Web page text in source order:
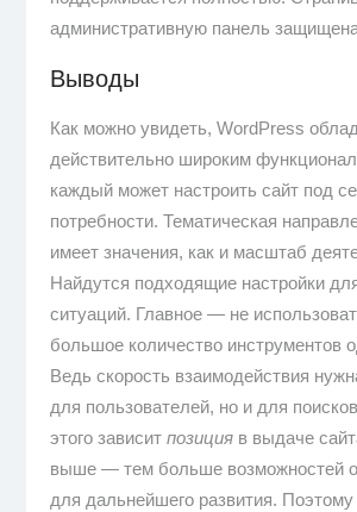
административную панель
Выводы
Как можно увидеть, WordPress
действительно широким
каждый может настроить сайт под
потребности. Тематическая
имеет значения, как и масштаб
Найдутся подходящие настройки
ситуаций. Главное — не
большое количество инструментов
Ведь скорость взаимодействия
для пользователей, но и для
этого зависит позицияв выдаче
выше — тем больше возможностей
для дальнейшего развития.